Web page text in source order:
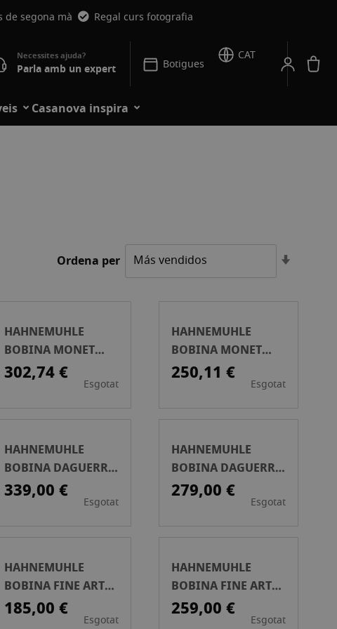
de segona mà Regal curs fotografia
Parla amb un expert Botigues
CAT
Casanova inspira
Ordena per
HAHNEMUHLE
BOBINA MONET
CANVAS 410 GSM
44PULG.111CM X
302,74 €
Esgotat
HAHNEMUHLE
BOBINA MONET
CANVAS 410 GSM
36PULG.91CM X 12M
250,11 €
Esgotat
HAHNEMUHLE
BOBINA DAGUERRE
CANVAS (44
PUL)111CM X 12MTS
339,00 €
Esgotat
HAHNEMUHLE
BOBINA DAGUERRE
CANVAS 400 GSM
279,00 €
Esgotat
HAHNEMUHLE
BOBINA FINE ART
PEARL 285GR 43CM
185,00 €
Esgotat
HAHNEMUHLE
BOBINA FINE ART
PEARL 285GR 61CM
259,00 €
Esgotat